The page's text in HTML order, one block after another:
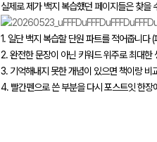
실제로 제가 백지 복습했던 페이지들은 찾을
1. 일단 백지 복습할 단원 파트를 적어줍니다
2. 완전한 문장이 아닌 키워드 위주로 최대한
3. 기억해내지 못한 개념이 있으면 책이랑
4. 빨간펜으로 쓴 부분을 다시 포스트잇 한장